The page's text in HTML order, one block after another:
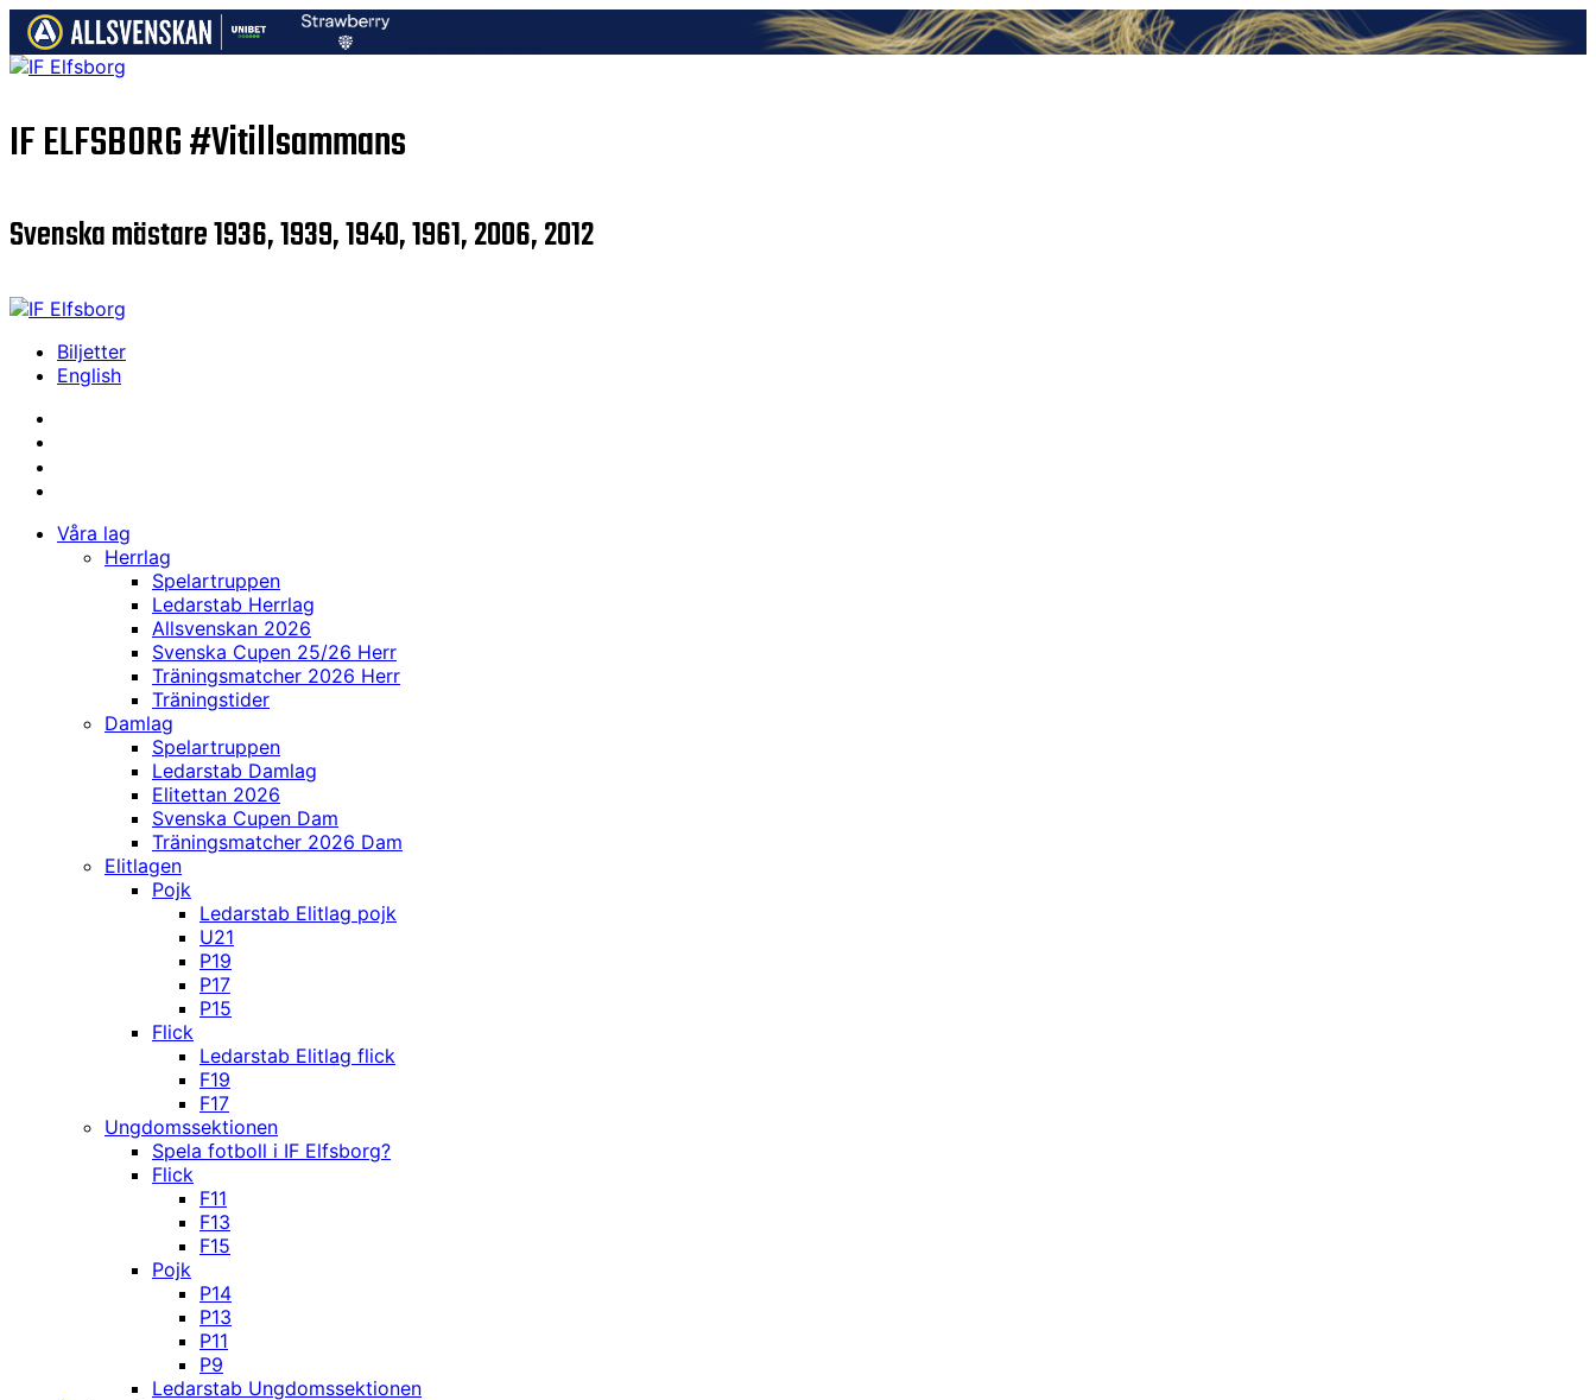
IF ELFSBORG#Vitillsammans
Svenska mästare 1936, 1939, 1940, 1961, 2006, 2012
Biljetter
English
Våra lag
Herrlag
Spelartruppen
Ledarstab Herrlag
Allsvenskan 2026
Svenska Cupen 25/26 Herr
Träningsmatcher 2026 Herr
Träningstider
Damlag
Spelartruppen
Ledarstab Damlag
Elitettan 2026
Svenska Cupen Dam
Träningsmatcher 2026 Dam
Elitlagen
Pojk
Ledarstab Elitlag pojk
U21
P19
P17
P15
Flick
Ledarstab Elitlag flick
F19
F17
Ungdomssektionen
Spela fotboll i IF Elfsborg?
Flick
F11
F13
F15
Pojk
P14
P13
P11
P9
Ledarstab Ungdomssektionen